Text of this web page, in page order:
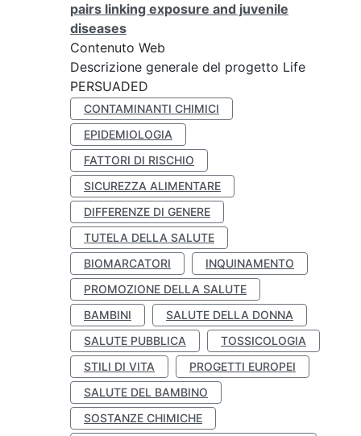
pairs linking exposure and juvenile
diseases
Contenuto Web
Descrizione generale del progetto Life
PERSUADED
CONTAMINANTI CHIMICI
EPIDEMIOLOGIA
FATTORI DI RISCHIO
SICUREZZA ALIMENTARE
DIFFERENZE DI GENERE
TUTELA DELLA SALUTE
BIOMARCATORI
INQUINAMENTO
PROMOZIONE DELLA SALUTE
BAMBINI
SALUTE DELLA DONNA
SALUTE PUBBLICA
TOSSICOLOGIA
STILI DI VITA
PROGETTI EUROPEI
SALUTE DEL BAMBINO
SOSTANZE CHIMICHE